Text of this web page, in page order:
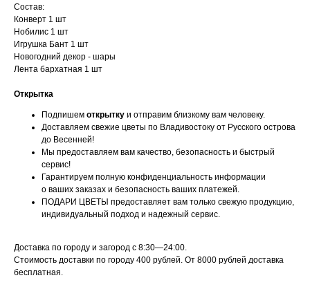
Состав:
Конверт 1 шт
Нобилис 1 шт
Игрушка Бант 1 шт
Новогодний декор - шары
Лента бархатная 1 шт
Открытка
Подпишем открытку и отправим близкому вам человеку.
Доставляем свежие цветы по Владивостоку от Русского острова
до Весенней!
Мы предоставляем вам качество, безопасность и быстрый
сервис!
Гарантируем полную конфиденциальность информации
о ваших заказах и безопасность ваших платежей.
ПОДАРИ ЦВЕТЫ предоставляет вам только свежую продукцию,
индивидуальный подход и надежный сервис.
Доставка по городу и загород с 8:30—24:00.
Стоимость доставки по городу 400 рублей. От 8000 рублей доставка
бесплатная.